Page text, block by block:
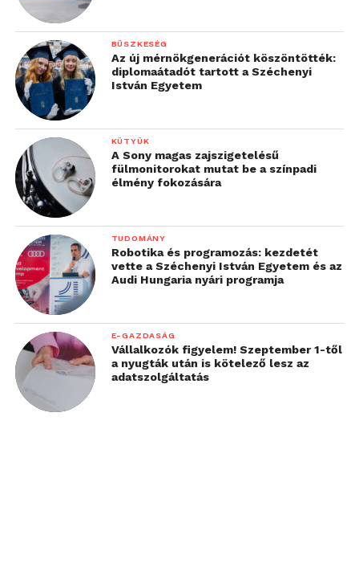
BÜSZKESÉG
Az új mérnökgenerációt köszöntötték:
diplomaátadót tartott a Széchenyi
István Egyetem
KÜTYÜK
A Sony magas zajszigetelésű
fülmonitorokat mutat be a színpadi
élmény fokozására
TUDOMÁNY
Robotika és programozás: kezdetét
vette a Széchenyi István Egyetem és az
Audi Hungaria nyári programja
E-GAZDASÁG
Vállalkozók figyelem! Szeptember 1-től
a nyugták után is kötelező lesz az
adatszolgáltatás